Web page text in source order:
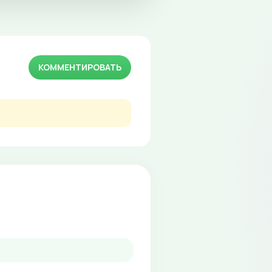
КОММЕНТИРОВАТЬ